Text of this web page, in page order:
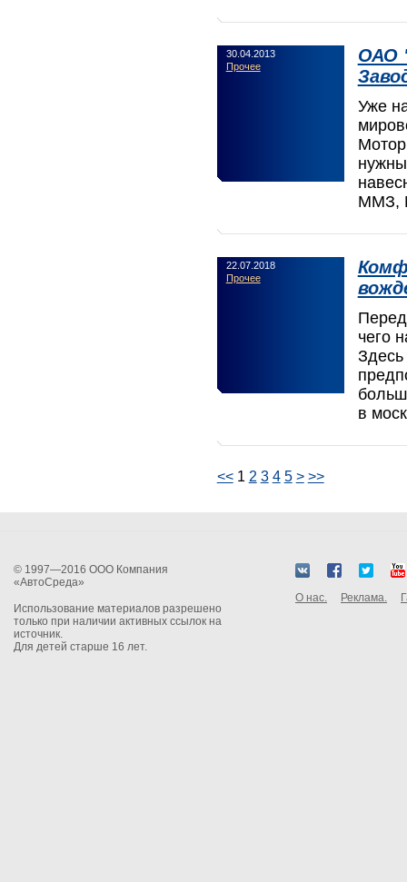
30.04.2013
Прочее
ОАО
Уже
ММЗ,
22.07.2018
Прочее
чего
Здесь
в
<< 1 2 3 4 5 > >>
© 1997—2016 ООО Компания
«АвтоСреда»
Использование материалов разрешено
только при наличии активных ссылок на
источник.
Для детей старше 16 лет.
О нас. Реклама.